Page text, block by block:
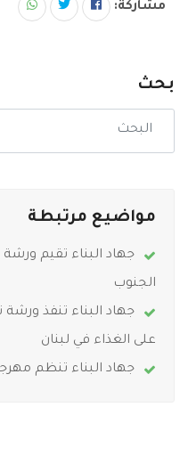
مشاركة:
بحث
مواضيع مرتبطة
جهاد البناء تقيم
الجنوب
جهاد البناء تنفذ
على الغذاء في لبنان
جهاد البناء تنظم